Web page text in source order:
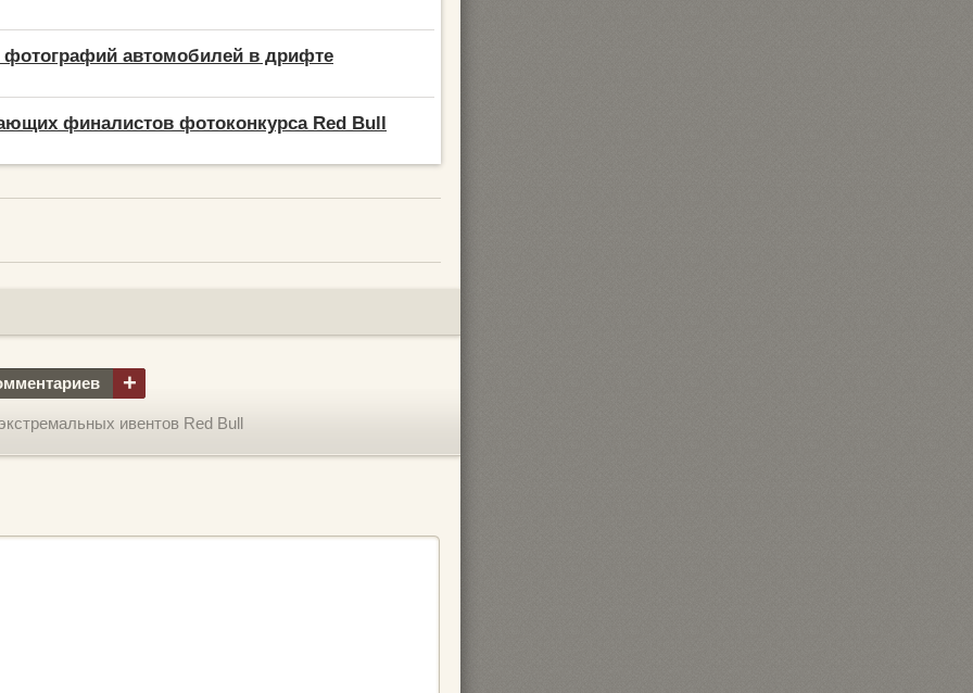
фотографий автомобилей в дрифте
финалистов фотоконкурса Red Bull
+
ивентов Red Bull